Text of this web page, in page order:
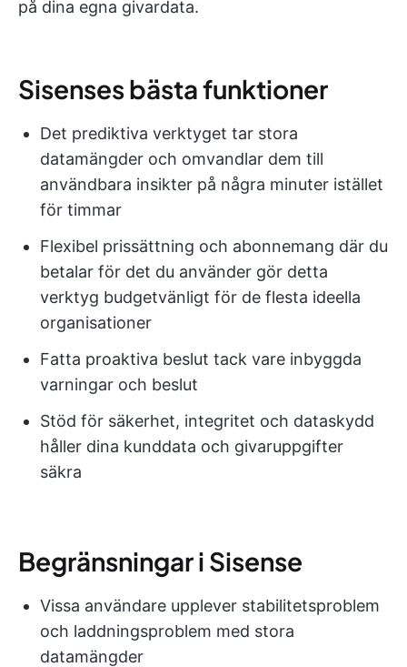
på dina egna givardata.
Sisenses bästa funktioner
Det prediktiva verktyget tar stora
datamängder och omvandlar dem till
användbara insikter på några minuter istället
för timmar
Flexibel prissättning och abonnemang där du
betalar för det du använder gör detta
verktyg budgetvänligt för de flesta ideella
organisationer
Fatta proaktiva beslut tack vare inbyggda
varningar och beslut
Stöd för säkerhet, integritet och dataskydd
håller dina kunddata och givaruppgifter
säkra
Begränsningar i Sisense
Vissa användare upplever stabilitetsproblem
och laddningsproblem med stora
datamängder